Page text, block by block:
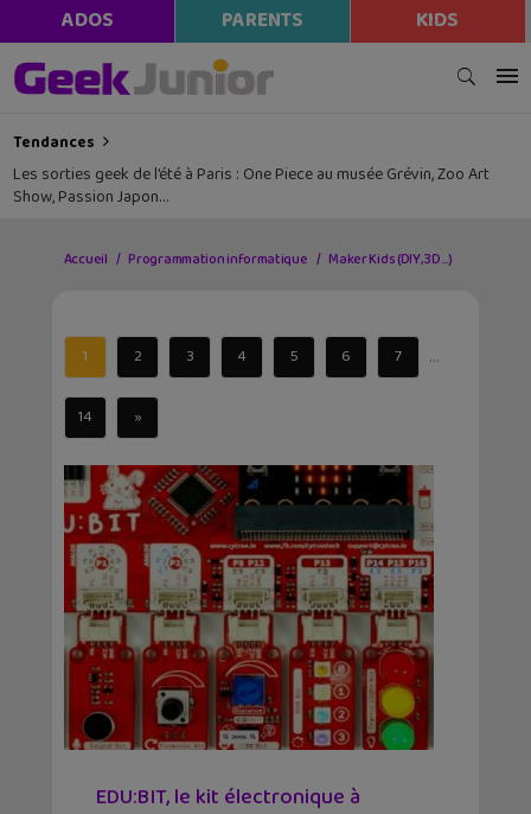
ADOS PARENTS KIDS
Tendances
Les sorties geek de l’été à Paris : One Piece au musée Grévin, Zoo Art
Show, Passion Japon…
Accueil Programmation informatique Maker Kids (DIY, 3D…)
1 2 3 4 5 6 7 ...
14 »
EDU:BIT, le kit électronique à